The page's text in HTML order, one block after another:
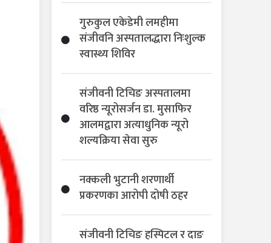
गुरुकुल एकेडेमी लमहीमा
संजीवनि अस्पतालद्धारा निःशुल्क
स्वास्थ्य शिविर
संजीवनी टिचिङ अस्पतालमा
वरिष्ठ न्यूरोसर्जन डा. मुसाफिर
आलमद्वारा अत्याधुनिक न्यूरो
शल्यक्रिया सेवा सुरु
नक्कली भुटानी शरणार्थी
प्रकरणका आरोपी दोषी ठहर
संजीवनी टिचिङ हस्पिटल र दाङ